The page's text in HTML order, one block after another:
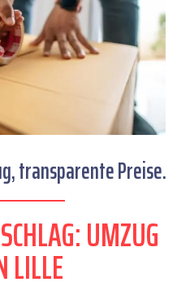
transparente Preise.
UMZUG
LILLE